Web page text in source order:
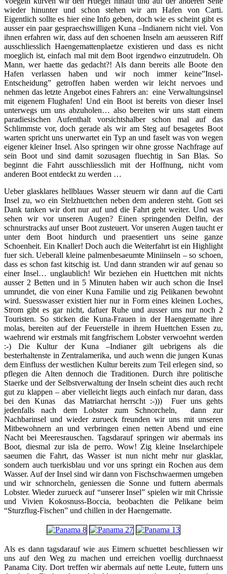
wieder hinunter und schon stehen wir am Hafen von Carti.
Eigentlich sollte es hier eine Info geben, doch wie es scheint gibt es
ausser ein paar gespraechswilligen Kuna –Indianern nicht viel. Von
ihnen erfahren wir, dass auf den schoenen Inseln am aeusseren Riff
ausschliesslich Haengemattenplaetze existieren und dass es nicht
moeglich ist, einfach mal mit dem Boot irgendwo einzutrudeln. Oh
Mann, wer haette das gedacht?! Als dann bereits alle Boote den
Hafen verlassen haben und wir noch immer keine”Insel-
Entscheidung” getroffen haben werden wir leicht nervoes und
nehmen das letzte Angebot eines Fahrers an: eine Verwaltungsinsel
mit eigenem Flughafen! Und ein Boot ist bereits von dieser Insel
unterwegs um uns abzuholen… also bereiten wir uns statt einem
paradiesischen Aufenthalt vorsichtshalber schon mal auf das
Schlimmste vor, doch gerade als wir am Steg auf besagetes Boot
warten spricht uns unerwartet ein Typ an und faselt was von wegen
eigener kleiner Insel. Also springen wir ohne grosse Nachfrage auf
sein Boot und sind damit sozusagen fluechtig in San Blas. So
beginnt die Fahrt ausschliesslich mit der Hoffnung, nicht vom
anderen Boot entdeckt zu werden …
Ueber glasklares hellblaues Wasser steuern wir dann auf die Carti
Insel zu, wo ein Stelzhuettchen neben dem anderen steht. Gott sei
Dank tanken wir dort nur auf und die Fahrt geht weiter. Und was
sehen wir vor unseren Augen? Einen springenden Delfin, der
schnurstracks auf unser Boot zusteuert. Vor unseren Augen taucht er
unter dem Boot hindurch und praesentiert uns seine ganze
Schoenheit. Ein Knaller! Doch auch die Weiterfahrt ist ein Highlight
fuer sich. Ueberall kleine palmenbesaeumte Miniinseln – so schoen,
dass es schon fast kitschig ist. Und dann stranden wir auf genau so
einer Insel… unglaublich! Wir beziehen ein Huettchen mit nichts
ausser 2 Betten und in 5 Minuten haben wir auch schon die Insel
umrundet, die von einer Kuna Familie und zig Pelikanen bewohnt
wird. Suesswasser existiert hier nur in Form eines kleinen Loches,
Strom gibt es gar nicht, dafuer Ruhe und ausser uns nur noch 2
Touristen. So sticken die Kuna-Frauen in der Haengematte ihre
molas, bereiten auf der Feuerstelle in ihrem Huettchen Essen zu,
waehrend wir erstmals mit fangfrischem Lobster verwoehnt werden
:-) Die Kultur der Kuna –Indianer gilt uebrigens als die
besterhaltenste in Zentralamerika, und auch wenn die jungen Kunas
dem Einfluss der westlichen Kultur bereits zum Teil erlegen sind, so
pflegen die Alten dennoch die Traditionen. Durch ihre politische
Staerke und der Selbstverwaltung der Inseln scheint dies auch recht
gut zu klappen – aber vielleicht liegts auch einfach nur daran, dass
bei den Kunas das Matriarchat herrscht :-))) Fuer uns gehts
jedenfalls nach dem Lobster zum Schnorcheln, dann zur
Nachbarinsel und wieder zurueck freunden wir uns mit unseren
Mitbewohnern an und verbringen einen netten Abend und eine
Nacht bei Meeresrauschen. Tagsdarauf springen wir abermals ins
Boot, diesmal zur isla de perro. Wow! Zig kleine Inselarchipele
saeumen die Fahrt, das Wasser ist nun nicht mehr nur glasklar,
sondern auch tuerkisblau und vor uns springt ein Rochen aus dem
Wasser. Auf der Insel sind wir dann von Fischschwaermen umgeben
und wir schnorcheln, geniessen die Sonne und futtern abermals
Lobster. Wieder zurueck auf “unserer Insel” spielen wir mit Chrissie
und Vivien Kokosnuss-Boccia, beobachten die Pelikane beim
“Sturzflug-Fischen” und chillen in der Haengematte.
Als es dann tagsdarauf wie aus Eimern schuettet beschliessen wir
uns auf den Weg zu machen und erreichen voellig durchnaesst
Panama City. Dort treffen wir abermals auf nette Leute, futtern uns